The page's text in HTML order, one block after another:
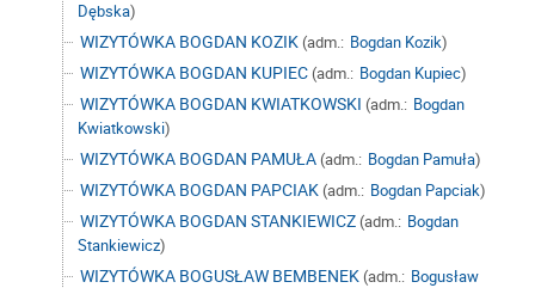
Dębska)
WIZYTÓWKA BOGDAN KOZIK(adm.: Bogdan Kozik)
WIZYTÓWKA BOGDAN KUPIEC(adm.: Bogdan Kupiec)
WIZYTÓWKA BOGDAN KWIATKOWSKI (adm.: Bogdan
Kwiatkowski)
WIZYTÓWKA BOGDAN PAMUŁA(adm.: Bogdan Pamuła)
WIZYTÓWKA BOGDAN PAPCIAK(adm.: Bogdan Papciak)
WIZYTÓWKA BOGDAN STANKIEWICZ(adm.: Bogdan
Stankiewicz)
WIZYTÓWKA BOGUSŁAW BEMBENEK(adm.: Bogusław